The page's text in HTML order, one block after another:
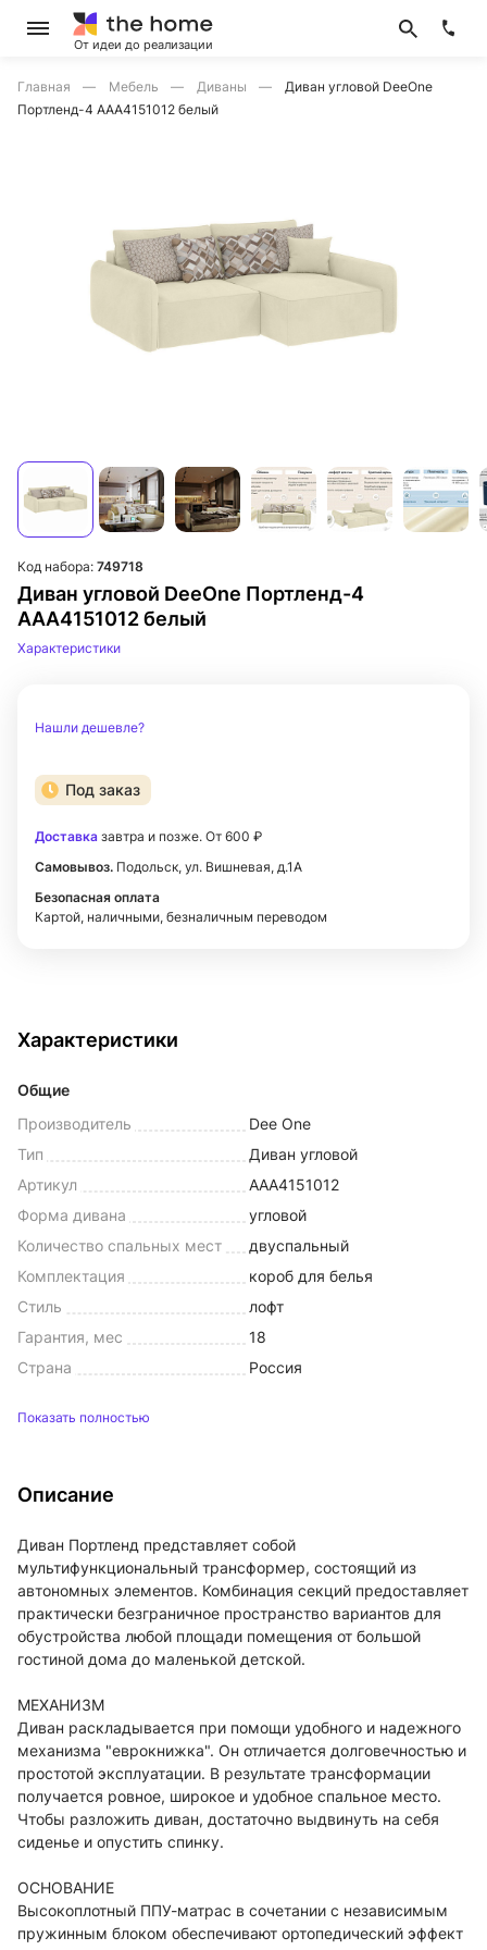
От идеи до реализации
Главная Мебель Диваны
Диван угловой DeeOne
Портленд-4 AAA4151012 белый
Диван угловой DeeOne Портленд-4
AAA4151012 белый
Код набора: 749718
Характеристики
Нашли дешевле?
Под заказ
Доставка завтра и позже. От 600 ₽
Самовывоз. Подольск, ул. Вишневая, д.1А
Безопасная оплата
Картой, наличными, безналичным переводом
Характеристики
Общие
Производитель
Dee One
Тип
Диван угловой
Артикул
AAA4151012
Форма дивана
угловой
Количество спальных мест
двуспальный
Комплектация
короб для белья
Стиль
лофт
Гарантия, мес
18
Страна
Россия
Показать полностью
Описание
Диван Портленд представляет собой
мультифункциональный трансформер, состоящий из
автономных элементов. Комбинация секций предоставляет
практически безграничное пространство вариантов для
обустройства любой площади помещения от большой
гостиной дома до маленькой детской.
МЕХАНИЗМ
Диван раскладывается при помощи удобного и надежного
механизма "еврокнижка". Он отличается долговечностью и
простотой эксплуатации. В результате трансформации
получается ровное, широкое и удобное спальное место.
Чтобы разложить диван, достаточно выдвинуть на себя
сиденье и опустить спинку.
ОСНОВАНИЕ
Высокоплотный ППУ-матрас в сочетании с независимым
пружинным блоком обеспечивают ортопедический эффект